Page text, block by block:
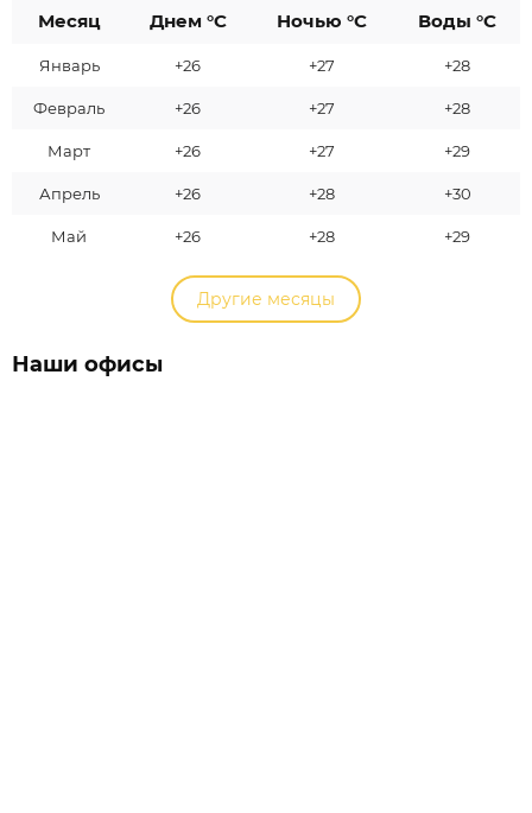
Месяц Днем °C Ночью °C Воды °C
Январь +26 +27 +28
Февраль +26 +27 +28
Март +26 +27 +29
Апрель +26 +28 +30
Май +26 +28 +29
Другие месяцы
Наши офисы